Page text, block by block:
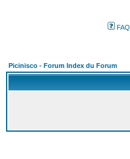
FAQ
Picinisco - Forum Index du Forum